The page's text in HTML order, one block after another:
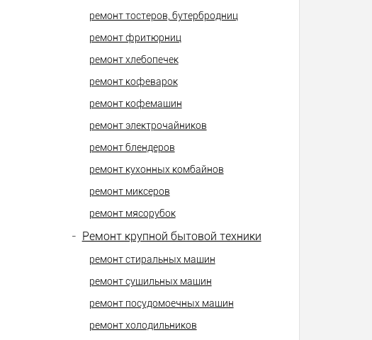
ремонт тостеров, бутербродниц
ремонт фритюрниц
ремонт хлебопечек
ремонт кофеварок
ремонт кофемашин
ремонт электрочайников
ремонт блендеров
ремонт кухонных комбайнов
ремонт миксеров
ремонт мясорубок
- Ремонт крупной бытовой техники
ремонт стиральных машин
ремонт сушильных машин
ремонт посудомоечных машин
ремонт холодильников